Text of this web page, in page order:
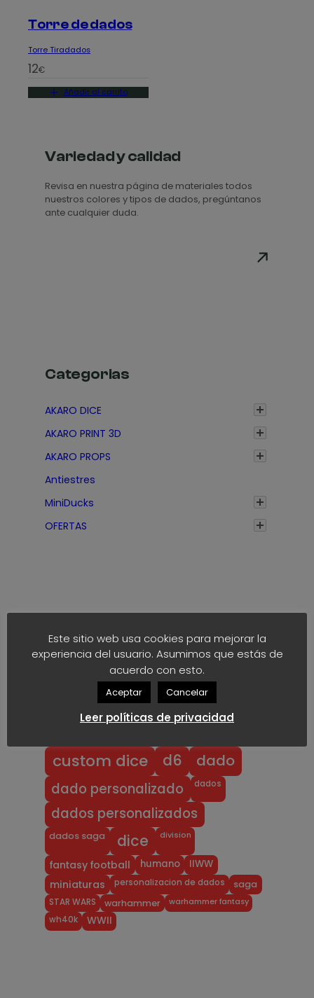
Torre de dados
Torre Tiradados
12€
Añadir al carrito
Variedad y calidad
Revisa en nuestra página de materiales todos
nuestros colores y tipos de dados, pregúntanos
ante cualquier duda.
Categorias
AKARO DICE
AKARO PRINT 3D
AKARO PROPS
Antiestres
MiniDucks
OFERTAS
Etiquetas
akaro dice anime block
blood bowl bloodbowl
custom dice d6 dado
dado personalizado dados
dados personalizados
dados saga dice division
fantasy football humano IIWW
miniaturas personalizacion de dados saga
STAR WARS warhammer warhammer fantasy
wh40k WWII
Este sitio web usa cookies para mejorar la
experiencia del usuario. Asumimos que estás de
acuerdo con esto.
Aceptar Cancelar
Leer políticas de privacidad